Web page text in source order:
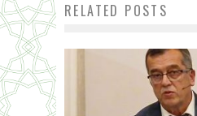
RELATED POSTS